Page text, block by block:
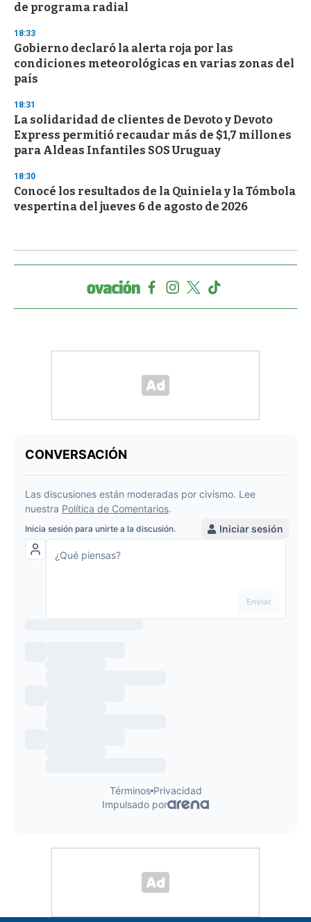
de programa radial
18:33
Gobierno declaró la alerta roja por las
condiciones meteorológicas en varias zonas del
país
18:31
La solidaridad de clientes de Devoto y Devoto
Express permitió recaudar más de $1,7 millones
para Aldeas Infantiles SOS Uruguay
18:30
Conocé los resultados de la Quiniela y la Tómbola
vespertina del jueves 6 de agosto de 2026